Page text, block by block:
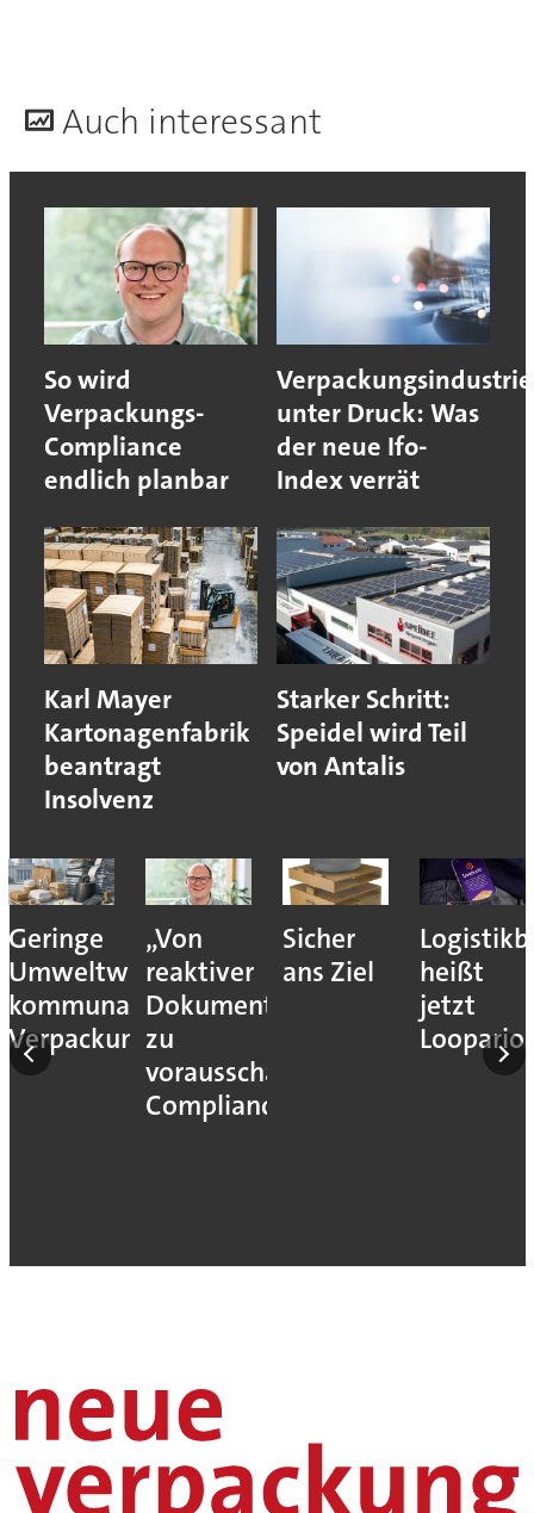
Auch interessant
So wird
Verpackungs-
Compliance
endlich planbar
Verpackungsindustrie
unter Druck: Was
der neue Ifo-
Index verrät
Karl Mayer
Kartonagenfabrik
beantragt
Insolvenz
Starker Schritt:
Speidel wird Teil
von Antalis
Geringe
Umweltwirkung
kommunaler
Verpackungssteuern
„Von
reaktiver
Dokumentation
zu
vorausschauender
Compliance“
Sicher
ans Ziel
heißt
jetzt
Loopario